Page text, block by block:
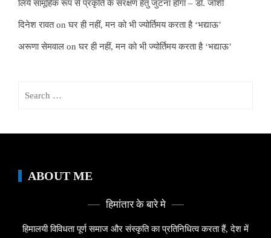
लिये सामूहिक रूप से प्रकृति के संरक्षण हेतु जुटना होगा – डॉ. जोशी
दिनेश रावतonघर ही नहीं, मन को भी ज्योर्तिमय करता है ‘भद्याऊ’
अरूणा सेमवाल onघर ही नहीं, मन को भी ज्योर्तिमय करता है ‘भद्याऊ’
ABOUT ME
हिमांतार के बारे मे
हिमालयी विविधता पूर्ण समाज और संस्कृति का प्रतिनिधित्व करता हैं, देश में